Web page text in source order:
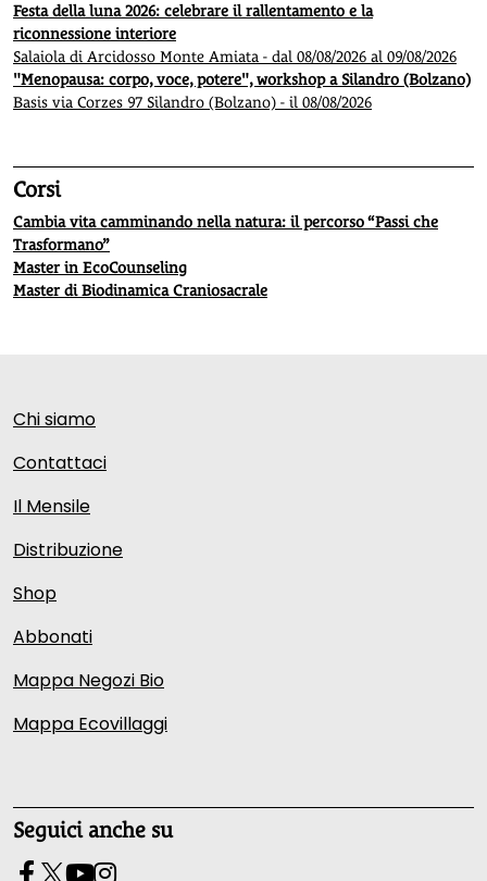
Festa della luna 2026: celebrare il rallentamento e la
riconnessione interiore
Salaiola di Arcidosso Monte Amiata - dal 08/08/2026 al 09/08/2026
"Menopausa: corpo, voce, potere", workshop a Silandro (Bolzano)
Basis via Corzes 97 Silandro (Bolzano) - il 08/08/2026
Corsi
Cambia vita camminando nella natura: il percorso “Passi che
Trasformano”
Master in EcoCounseling
Master di Biodinamica Craniosacrale
Chi siamo
Contattaci
Il Mensile
Distribuzione
Shop
Abbonati
Mappa Negozi Bio
Mappa Ecovillaggi
Seguici anche su